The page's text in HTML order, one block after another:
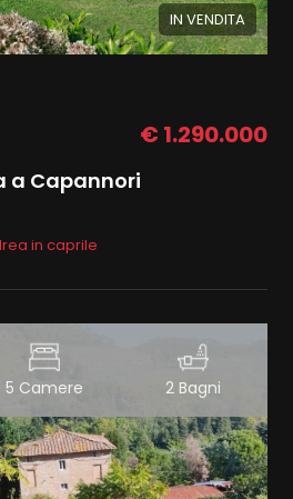
IN VENDITA
€ 1.290.000
a Capannori
in caprile
5 Camere 2 Bagni